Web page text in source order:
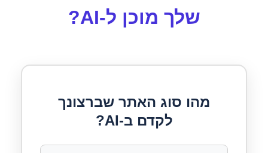
שלך מוכן ל-AI?
מהו סוג האתר שברצונך
לקדם ב-AI?